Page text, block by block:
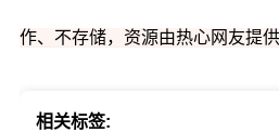
作、不存储，资源由热心网友提
相关标签: